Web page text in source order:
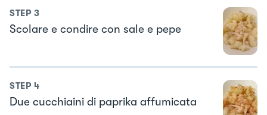
STEP 3
Scolare e condire con sale e pepe
STEP 4
Due cucchiaini di paprika affumicata